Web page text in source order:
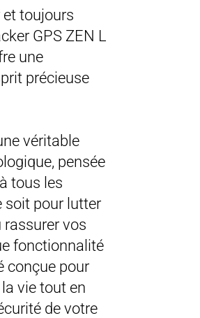
et toujours
GPS ZEN L
une
précieuse
véritable
pensée
tous les
soit pour lutter
rassurer vos
fonctionnalité
conçue pour
vie tout en
de votre